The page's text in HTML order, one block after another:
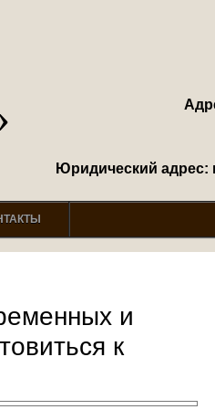
Юридический адрес:
и
к